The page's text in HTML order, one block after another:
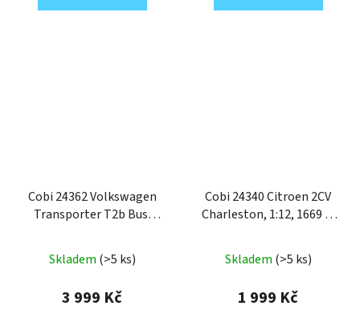
Cobi 24362 Volkswagen
Transporter T2b Bus,
Skladem (>5 ks)
3 999 Kč
Cobi 24340 Citroen 2CV
Charleston, 1:12, 1669 k,
Skladem (>5 ks)
1 999 Kč